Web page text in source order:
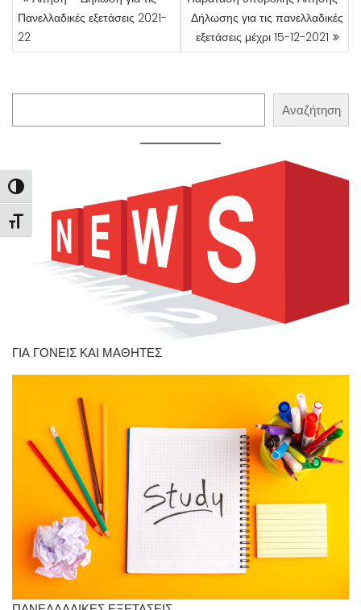
Εναλλαγή Υψηλής Αντίθεσης
Εναλλαγή Μεγέθους Γραμμάτων
ΆΡΘΡΩΝ
Πανελλαδικές εξετάσεις 2021-
22
Δήλωσης για τις πανελλαδικές
εξετάσεις μέχρι 15-12-2021
Αναζήτηση
ΓΙΑ ΓΟΝΕΙΣ ΚΑΙ ΜΑΘΗΤΕΣ